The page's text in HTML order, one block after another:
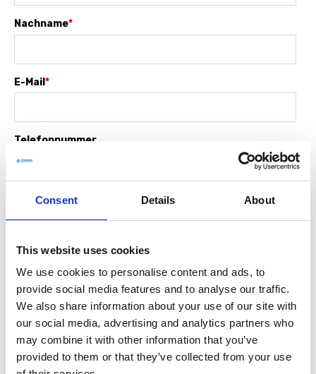
Consent Details About
This website uses cookies
We use cookies to personalise content and ads, to
provide social media features and to analyse our traffic.
We also share information about your use of our site with
our social media, advertising and analytics partners who
may combine it with other information that you’ve
provided to them or that they’ve collected from your use
Nachname*
E-Mail *
Telefonnummer
Unternehmensname